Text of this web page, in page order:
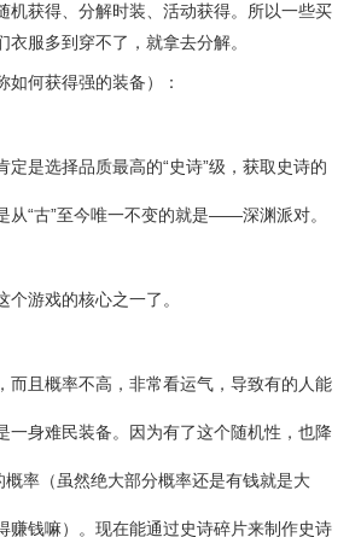
机获得、分解时装、活动获得。所以一些买
衣服多到穿不了，就拿去分解。
如何获得强的装备）：
定是选择品质最高的“史诗”级，获取史诗的
从“古”至今唯一不变的就是——深渊派对。
游戏的核心之一了。
而且概率不高，非常看运气，导致有的人能
一身难民装备。因为有了这个随机性，也降
概率（虽然绝大部分概率还是有钱就是大
赚钱嘛）。现在能通过史诗碎片来制作史诗